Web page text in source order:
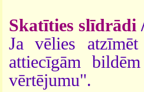
Skatīties slīdrādi
Ja vēlies
attiecīgām
vērtējumu".